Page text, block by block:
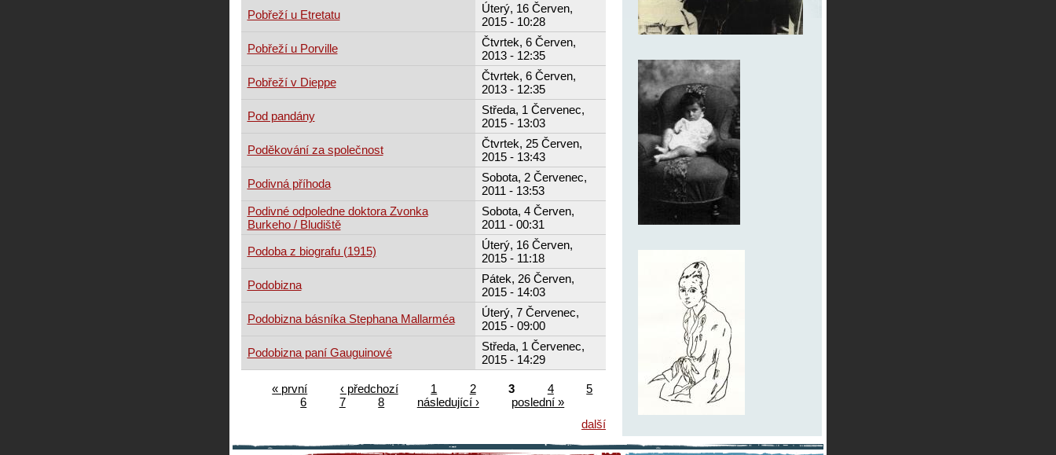
Pobřeží u Etretatu
Úterý, 16 Červen,
2015 - 10:28
Pobřeží u Porville
Čtvrtek, 6 Červen,
2013 - 12:35
Pobřeží v Dieppe
Čtvrtek, 6 Červen,
2013 - 12:35
Pod pandány
Středa, 1 Červenec,
2015 - 13:03
Poděkování za společnost
Čtvrtek, 25 Červen,
2015 - 13:43
Podivná příhoda
Sobota, 2 Červenec,
2011 - 13:53
Podivné odpoledne doktora Zvonka
Burkeho / Bludiště
Sobota, 4 Červen,
2011 - 00:31
Podoba z biografu (1915)
Úterý, 16 Červen,
2015 - 11:18
Podobizna
Pátek, 26 Červen,
2015 - 14:03
Podobizna básníka Stephana Mallarméa
Úterý, 7 Červenec,
2015 - 09:00
Podobizna paní Gauguinové
Středa, 1 Červenec,
2015 - 14:29
« první ‹ předchozí 1 2 3 4
5
6
7 8 následující ›
poslední »
další